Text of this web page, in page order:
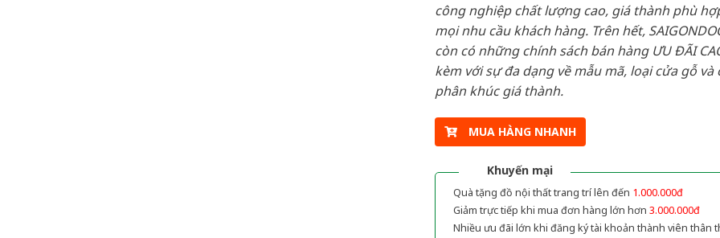
công nghiệp chất lượng cao, giá thành phù
mọi nhu cầu khách hàng. Trên hết,
còn có những chính sách bán hàng ƯU ĐÃI
kèm với sự đa dạng về mẫu mã, loại cửa gỗ và
phân khúc giá thành.
MUA HÀNG NHANH
Khuyến mại
Quà tặng đồ nội thất trang trí lên đến 1.000.000đ
Giảm trực tiếp khi mua đơn hàng lớn hơn 3.000.000đ
Nhiều ưu đãi lớn khi đăng ký tài khoản thành viên thân